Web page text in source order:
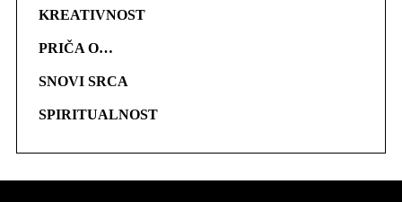
KREATIVNOST
PRIČA O…
SNOVI SRCA
SPIRITUALNOST